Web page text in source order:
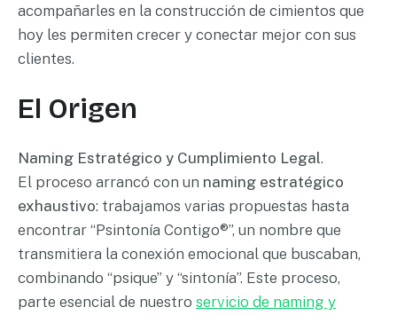
acompañarles en la construcción de cimientos que
hoy les permiten crecer y conectar mejor con sus
clientes.
El Origen
Naming Estratégico y Cumplimiento Legal.
El proceso arrancó con un naming estratégico
exhaustivo: trabajamos varias propuestas hasta
encontrar “Psintonía Contigo®”, un nombre que
transmitiera la conexión emocional que buscaban,
combinando “psique” y “sintonía”. Este proceso,
parte esencial de nuestro servicio de naming y